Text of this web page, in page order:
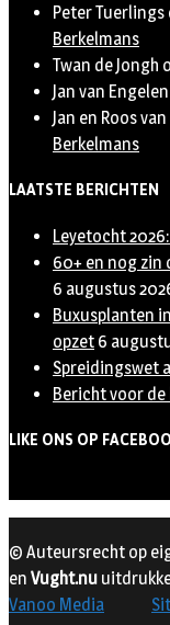
Peter Tuerlings
Berkelmans
Twan de Jongh
Jan van Engelen
Jan en Roos
Berkelmans
LAATSTE BERICHTEN
Leyetocht
60+ en nog zin
6 augustus
Buxusplanten
opzet 6
Spreidingswet
Bericht voor de
LIKE ONS OP
© Auteursrecht op
en Vught.nu
Vanoo Media